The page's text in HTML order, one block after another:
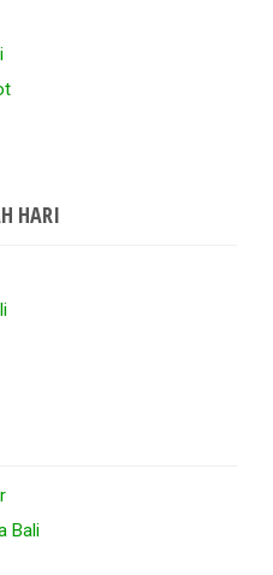
HARI
Bali